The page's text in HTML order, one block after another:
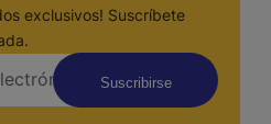
exclusivos! Suscríbete
Suscribirse